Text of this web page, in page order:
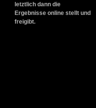
letztlich dann die
Ergebnisse online stellt und
freigibt.